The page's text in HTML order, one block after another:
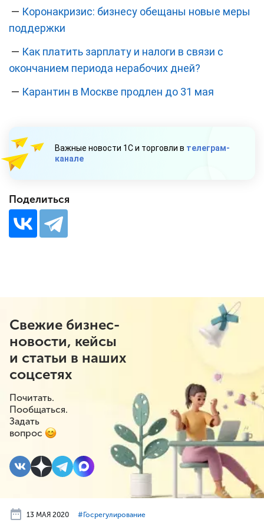
— Коронакризис: бизнесу обещаны новые меры
поддержки
— Как платить зарплату и налоги в связи с
окончанием периода нерабочих дней?
— Карантин в Москве продлен до 31 мая
Важные новости 1С и торговли в телеграм-
канале
Поделиться
Свежие бизнес-
новости, кейсы
и статьи в наших
соцсетях
Почитать.
Пообщаться.
Задать
вопрос
13 МАЯ 2020 #⁣Госрегулирование